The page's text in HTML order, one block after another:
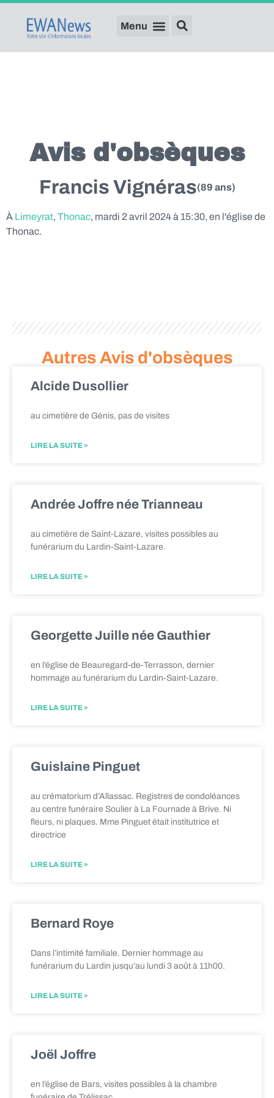
Avis d'obsèques
Francis Vignéras(89 ans)
À Limeyrat, Thonac, mardi 2 avril 2024 à 15:30, en l'église de
Thonac.
Autres Avis d'obsèques
Alcide Dusollier
au cimetière de Génis, pas de visites
LIRE LA SUITE »
Andrée Joffre née Trianneau
au cimetière de Saint-Lazare, visites possibles au
funérarium du Lardin-Saint-Lazare.
LIRE LA SUITE »
Georgette Juille née Gauthier
en l’église de Beauregard-de-Terrasson, dernier
hommage au funérarium du Lardin-Saint-Lazare.
LIRE LA SUITE »
Guislaine Pinguet
au crématorium d’Allassac. Registres de condoléances
au centre funéraire Soulier à La Fournade à Brive. Ni
fleurs, ni plaques. Mme Pinguet était institutrice et
directrice
LIRE LA SUITE »
Bernard Roye
Dans l’intimité familiale. Dernier hommage au
funérarium du Lardin jusqu’au lundi 3 août à 11h00.
LIRE LA SUITE »
Joël Joffre
en l’église de Bars, visites possibles à la chambre